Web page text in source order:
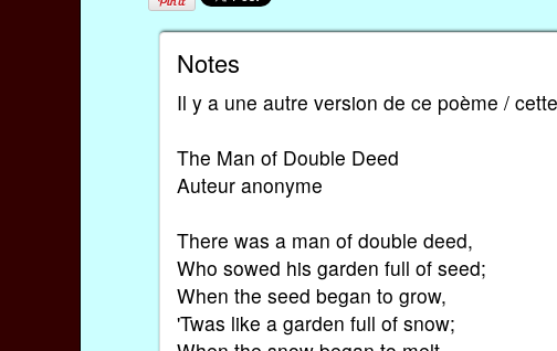
Notes
Il y a une autre version de ce poème /
The Man of Double Deed
Auteur anonyme
There was a man of double deed,
Who sowed his garden full of seed;
When the seed began to grow,
'Twas like a garden full of snow;